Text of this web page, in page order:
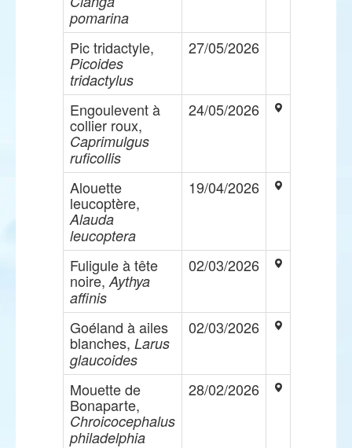
pomarina
Pic tridactyle,
Picoides
tridactylus
27/05/2026
Engoulevent à
collier roux,
Caprimulgus
ruficollis
24/05/2026
Alouette
leucoptère,
Alauda
leucoptera
19/04/2026
Fuligule à tête
noire, Aythya
affinis
02/03/2026
Goéland à ailes
blanches, Larus
glaucoides
02/03/2026
Mouette de
Bonaparte,
Chroicocephalus
philadelphia
28/02/2026